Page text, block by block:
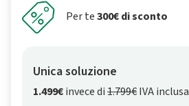
Per te300€ di sconto
Unica soluzione
1.499€invece di1.799€IVA inclusa